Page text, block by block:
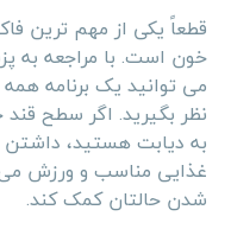
قطعاً یکی از مهم ترین
خون است. با مراجعه به
می توانید یک برنامه
نظر بگیرید. اگر سطح قند
به دیابت هستید،
غذایی مناسب و ورزش می
شدن حالتان کمک کند.